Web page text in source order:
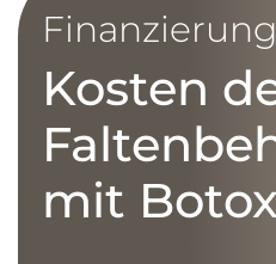
Finanzierung
Kosten
mit Botox